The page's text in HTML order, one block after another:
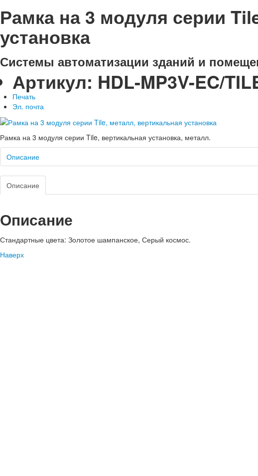
Рамка на 3 модуля серии
установка
Системы автоматизации зданий и
Артикул: HDL-MP3V-EC/
Печать
Эл. почта
Рамка на 3 модуля серии Tile, вертикальная установка, металл.
Описание
Описание
Описание
Стандартные цвета: Золотое шампанское, Серый космос.
Наверх